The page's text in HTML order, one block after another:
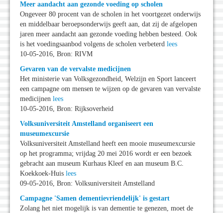
Meer aandacht aan gezonde voeding op scholen
Ongeveer 80 procent van de scholen in het voortgezet onderwijs
en middelbaar beroepsonderwijs geeft aan, dat zij de afgelopen
jaren meer aandacht aan gezonde voeding hebben besteed. Ook
is het voedingsaanbod volgens de scholen verbeterd lees
10-05-2016, Bron: RIVM
Gevaren van de vervalste medicijnen
Het ministerie van Volksgezondheid, Welzijn en Sport lanceert
een campagne om mensen te wijzen op de gevaren van vervalste
medicijnen lees
10-05-2016, Bron: Rijksoverheid
Volksuniversiteit Amstelland organiseert een
museumexcursie
Volksuniversiteit Amstelland heeft een mooie museumexcursie
op het programma; vrijdag 20 mei 2016 wordt er een bezoek
gebracht aan museum Kurhaus Kleef en aan museum B.C.
Koekkoek-Huis lees
09-05-2016, Bron: Volksuniversiteit Amstelland
Campagne 'Samen dementievriendelijk' is gestart
Zolang het niet mogelijk is van dementie te genezen, moet de